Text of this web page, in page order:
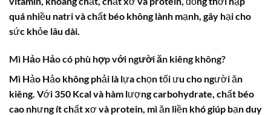
quá nhiều natri và chất béo không lành mạnh, gây hại cho
sức khỏe lâu dài.
Mì Hảo Hảo có phù hợp với người ăn kiêng không?
Mì Hảo Hảo không phải là lựa chọn tối ưu cho người ăn
kiêng. Với 350 Kcal và hàm lượng carbohydrate, chất béo
cao nhưng ít chất xơ và protein, mì ăn liền khó giúp bạn duy